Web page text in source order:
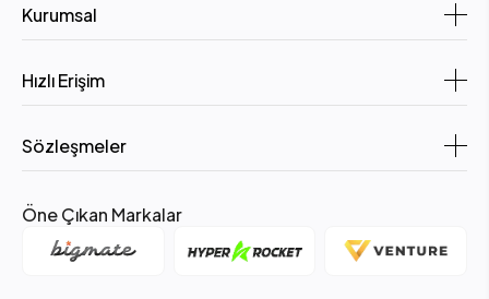
Kurumsal
Hızlı Erişim
Sözleşmeler
Öne Çıkan Markalar